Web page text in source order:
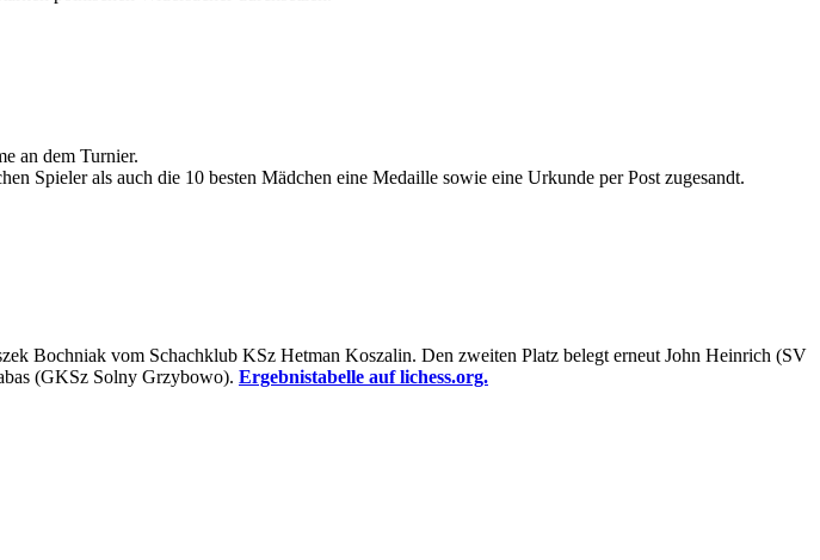
an dem Turnier.
Spieler als auch die 10 besten Mädchen eine Medaille sowie eine Urkunde per Post zugesandt.
Bochniak vom Schachklub KSz Hetman Koszalin. Den zweiten Platz belegt erneut John Heinrich (SV
(GKSz Solny Grzybowo). Ergebnistabelle auf lichess.org.